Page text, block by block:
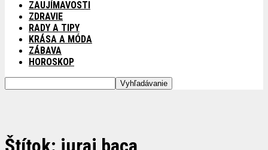
ZAUJÍMAVOSTI
ZDRAVIE
RADY A TIPY
KRÁSA A MÓDA
ZÁBAVA
HOROSKOP